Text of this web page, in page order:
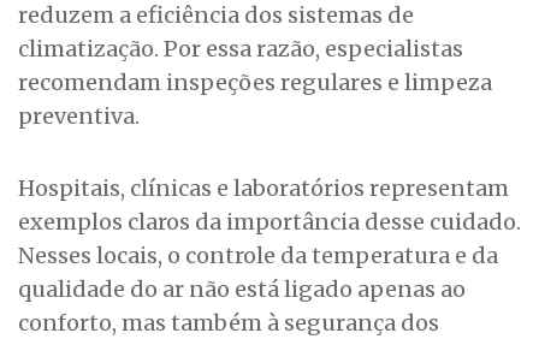
reduzem a eficiência dos sistemas de
climatização. Por essa razão, especialistas
recomendam inspeções regulares e limpeza
preventiva.
Hospitais, clínicas e laboratórios representam
exemplos claros da importância desse cuidado.
Nesses locais, o controle da temperatura e da
qualidade do ar não está ligado apenas ao
conforto, mas também à segurança dos